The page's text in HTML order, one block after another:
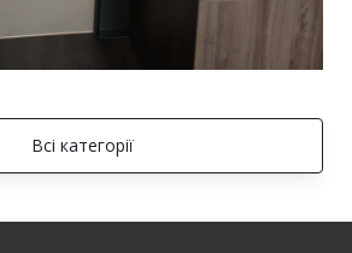
Всі категорії